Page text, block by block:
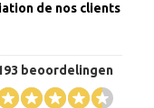
de nos clients
beoordelingen